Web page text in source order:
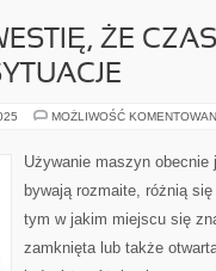
ŻE
MOŻLIWOŚĆ
Używanie maszyn
bywają rozmaite, różnią
tym w jakim miejscu się
zamknięta lub także